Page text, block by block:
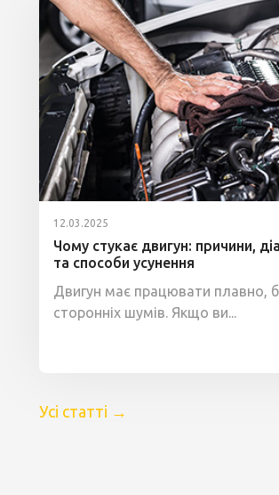
12.03.2025
Чому стукає двигун: причини,
та способи усунення
Двигун має працювати плавно,
сторонніх шумів. Якщо ви...
Усі статті →